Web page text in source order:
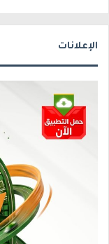
الإعلانات